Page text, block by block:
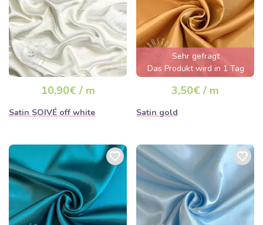
10,90€ / m
Satin SOIVÉ off white
Sehr gefragt
Das Produkt wird in 1 Tag
ausverkauft sein
3,50€ / m
Satin gold